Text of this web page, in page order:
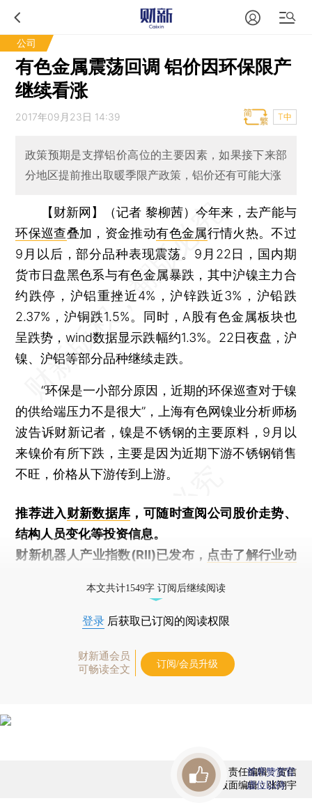
公司
有色金属震荡回调 铝价因环保限产
继续看涨
2017年09月23日 14:39 T中
政策预期是支撑铝价高位的主要因素，如果接下来部
分地区提前推出取暖季限产政策，铝价还有可能大涨
【财新网】（记者 黎柳茜） 今年来，去产能与
环保巡查叠加，资金推动有色金属行情火热。不过
9月以后，部分品种表现震荡。9月22日，国内期
货市日盘黑色系与有色金属暴跌，其中沪镍主力合
约跌停，沪铝重挫近4%，沪锌跌近3%，沪铅跌
2.37%，沪铜跌1.5%。同时，A股有色金属板块也
呈跌势，wind数据显示跌幅约1.3%。22日夜盘，沪
镍、沪铝等部分品种继续走跌。
“环保是一小部分原因，近期的环保巡查对于镍
的供给端压力不是很大”，上海有色网镍业分析师杨
波告诉财新记者，镍是不锈钢的主要原料，9月以
来镍价有所下跌，主要是因为近期下游不锈钢销售
不旺，价格从下游传到上游。
推荐进入财新数据库 ，可随时查阅公司股价走势、
结构人员变化等投资信息。
财新机器人产业指数(RII)已发布， 点击了解行业动
本文共计1549字 订阅后继续阅读
登录 后获取已订阅的阅读权限
财新通会员
可畅读全文
订阅/会员升级
责任编辑：贺信
版面编辑：张翔宇
首席赞赏官
虚位以待